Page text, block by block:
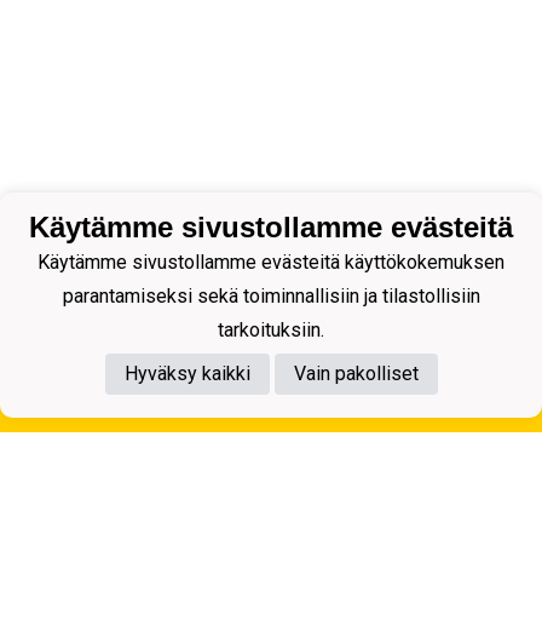
Tietosuojaseloste
Käytämme sivustollamme evästeitä
Käytämme sivustollamme evästeitä käyttökokemuksen
parantamiseksi sekä toiminnallisiin ja tilastollisiin
tarkoituksiin.
Hyväksy kaikki
Vain pakolliset